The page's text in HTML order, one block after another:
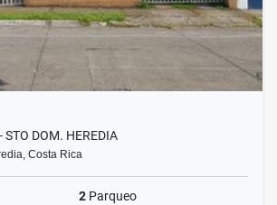
STO DOM. HEREDIA
Costa Rica
2 Parqueo